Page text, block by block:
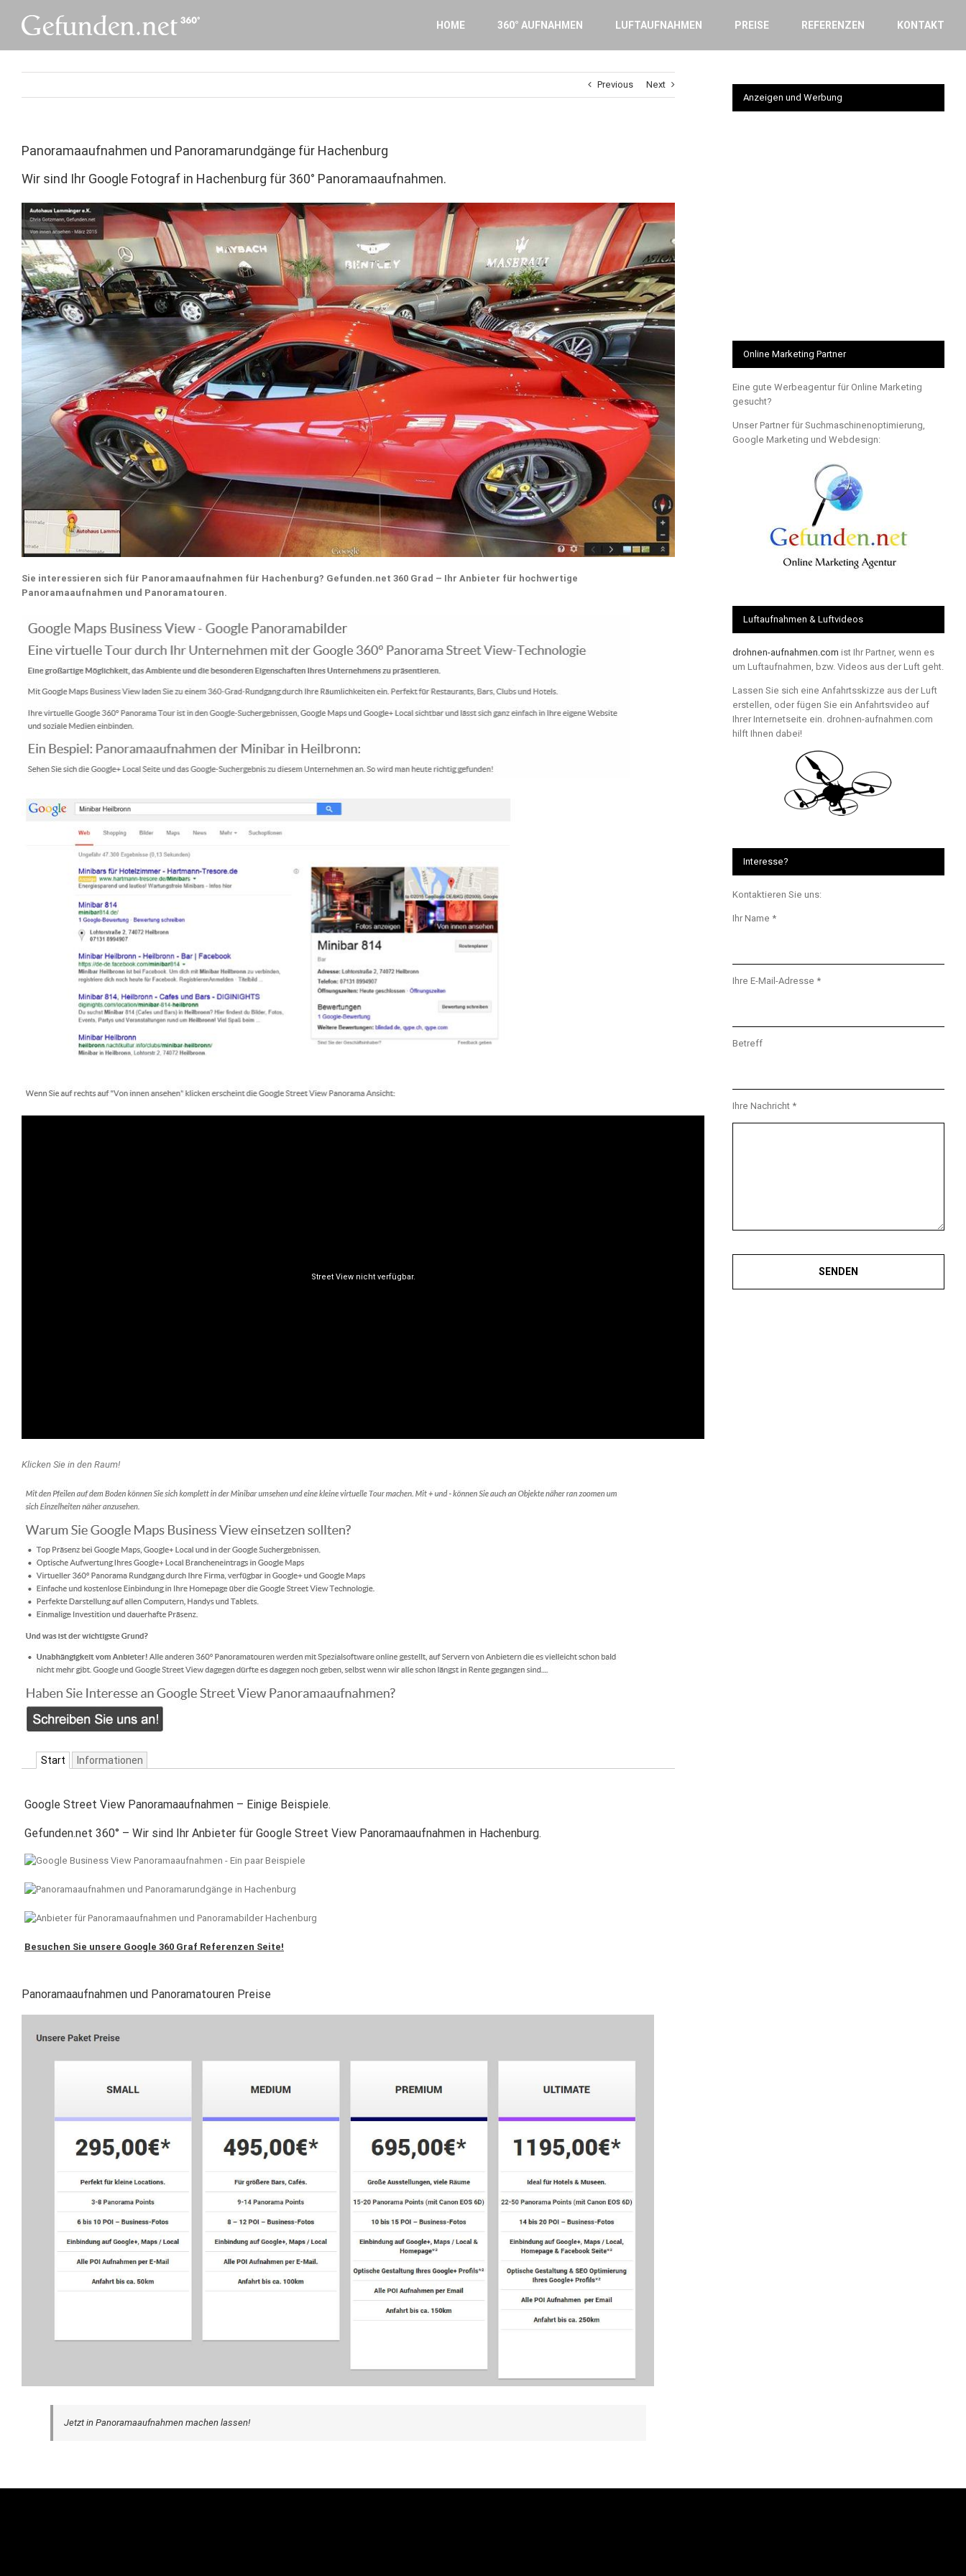
content
HOME 360° AUFNAHMEN LUFTAUFNAHMEN PREISE REFERENZEN KONTAKT
Previous Next
Panoramaaufnahmen und Panoramarundgänge für Hachenburg
Wir sind Ihr Google Fotograf in Hachenburg für 360° Panoramaaufnahmen.
Sie interessieren sich für Panoramaaufnahmen für Hachenburg? Gefunden.net 360 Grad – Ihr Anbieter für hochwertige
Panoramaaufnahmen und Panoramatouren.
Klicken Sie in den Raum!
Start Informationen
Google Street View Panoramaaufnahmen – Einige Beispiele.
Gefunden.net 360° – Wir sind Ihr Anbieter für Google Street View Panoramaaufnahmen in Hachenburg.
Besuchen Sie unsere Google 360 Graf Referenzen Seite!
Panoramaaufnahmen und Panoramatouren Preise
Jetzt in Panoramaaufnahmen machen lassen!
Anzeigen und Werbung
Online Marketing Partner
Eine gute Werbeagentur für Online Marketing
gesucht?
Unser Partner für Suchmaschinenoptimierung,
Google Marketing und Webdesign:
Luftaufnahmen & Luftvideos
drohnen-aufnahmen.com ist Ihr Partner, wenn es
um Luftaufnahmen, bzw. Videos aus der Luft geht.
Lassen Sie sich eine Anfahrtsskizze aus der Luft
erstellen, oder fügen Sie ein Anfahrtsvideo auf
Ihrer Internetseite ein. drohnen-aufnahmen.com
hilft Ihnen dabei!
Interesse?
Kontaktieren Sie uns:
Ihr Name *
Ihre E-Mail-Adresse *
Betreff
Ihre Nachricht *